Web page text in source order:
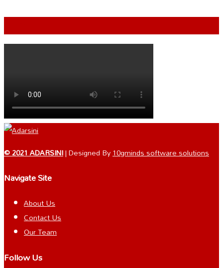
© 2021 ADARSINI| Designed By10gminds software solutions
Navigate Site
About Us
Contact Us
Our Team
Follow Us